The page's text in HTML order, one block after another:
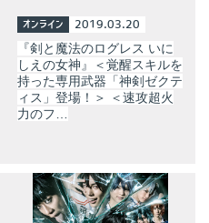
オンライン 2019.03.20
『剣と魔法のログレス いに
しえの女神』＜覚醒スキルを
持った専用武器「神剣ゼクテ
ィス」登場！＞ ＜速攻超火
力のフ…